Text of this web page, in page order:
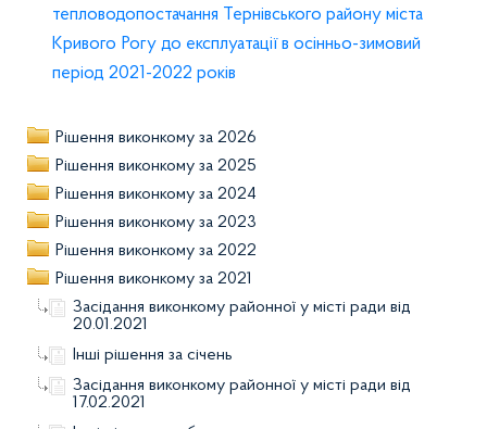
тепловодопостачання Тернівського району міста
Кривого Рогу до експлуатації в осінньо-зимовий
період 2021-2022 років
Рішення виконкому за 2026
Рішення виконкому за 2025
Рішення виконкому за 2024
Рішення виконкому за 2023
Рішення виконкому за 2022
Рішення виконкому за 2021
Засідання виконкому районної у місті ради від
20.01.2021
Інші рішення за січень
Засідання виконкому районної у місті ради від
17.02.2021